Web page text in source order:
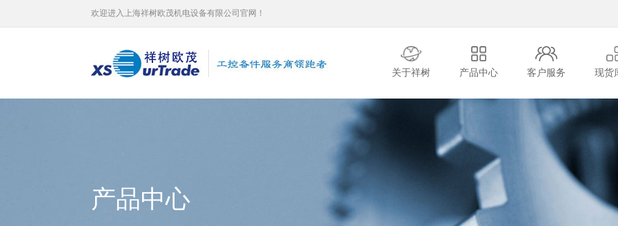
欢迎进入上海祥树欧茂机电设备有限公司官网！
关于祥树 产品中心 客户服务 现货
产品中心